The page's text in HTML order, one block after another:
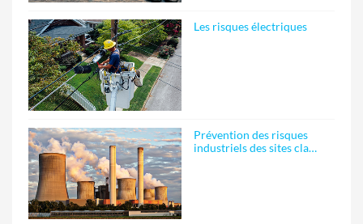
Les risques électriques
Prévention des risques
industriels des sites cla…